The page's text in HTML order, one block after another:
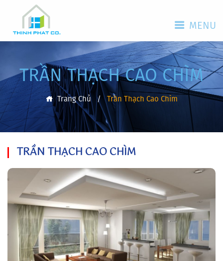
TRẦN THẠCH CAO CHÌM
Trang Chủ / Trần Thạch Cao Chìm
TRẦN THẠCH CAO CHÌM
MENU